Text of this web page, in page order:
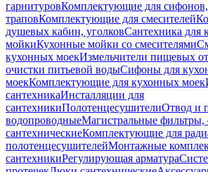
гарнитуровКомплектующие для сифонов,
траповКомплектующие для смесителей
душевых кабин, уголковСантехника для
мойкиКухонные мойки со смесителями
кухонных моекИзмельчители пищевых
очистки питьевой водыСифоны для
моекКомплектующие для кухонных моек
сантехникаИнсталляции для
сантехникиПолотенцесушителиОтвод и
водопроводныеМагистральные фильтры,
сантехническиеКомплектующие для
полотенцесушителейМонтажные
сантехникиРегулирующая арматура